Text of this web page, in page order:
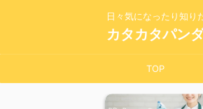
日々気になったり知り
カタカタパン
TOP